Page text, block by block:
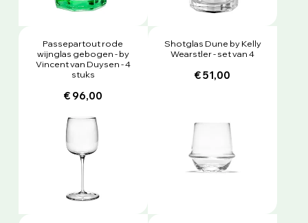
Passepartout rode
wijnglas gebogen - by
Vincent van Duysen - 4
stuks
€ 96,00
Shotglas Dune by Kelly
Wearstler - set van 4
€ 51,00